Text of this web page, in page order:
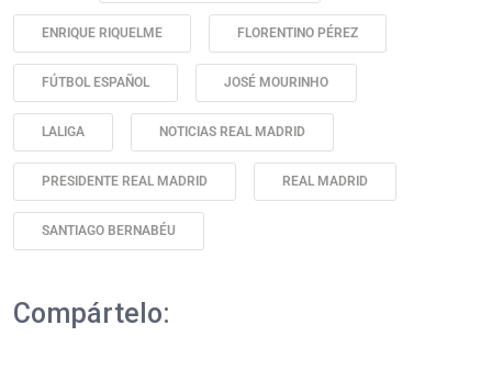
ENRIQUE RIQUELME FLORENTINO PÉREZ
FÚTBOL ESPAÑOL JOSÉ MOURINHO
LALIGA NOTICIAS REAL MADRID
PRESIDENTE REAL MADRID REAL MADRID
SANTIAGO BERNABÉU
Compártelo: